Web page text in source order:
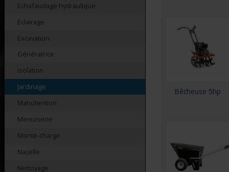
Echafaudage hydraulique
Éclairage
Excavation
Génératrice
Isolation
Jardinage
Manutention
Menuiserie
Monte-charge
Nacelle
Nettoyage
Bêcheuse 5hp